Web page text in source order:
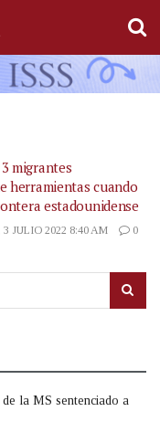
migrantes
herramientas cuando
estadounidense
JULIO 2022 8:40 AM 0
la MS sentenciado a